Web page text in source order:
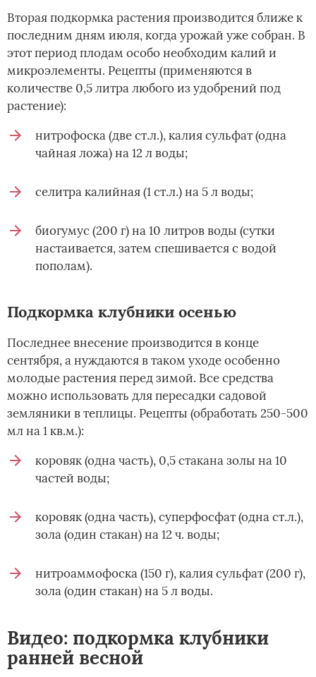
Вторая подкормка растения производится ближе к
последним дням июля, когда урожай уже собран. В
этот период плодам особо необходим калий и
микроэлементы. Рецепты (применяются в
количестве 0,5 литра любого из удобрений под
растение):
нитрофоска (две ст.л.), калия сульфат (одна
чайная ложа) на 12 л воды;
селитра калийная (1 ст.л.) на 5 л воды;
биогумус (200 г) на 10 литров воды (сутки
настаивается, затем спешивается с водой
пополам).
Подкормка клубники осенью
Последнее внесение производится в конце
сентября, а нуждаются в таком уходе особенно
молодые растения перед зимой. Все средства
можно использовать для пересадки садовой
земляники в теплицы. Рецепты (обработать 250-500
мл на 1 кв.м.):
коровяк (одна часть), 0,5 стакана золы на 10
частей воды;
коровяк (одна часть), суперфосфат (одна ст.л.),
зола (один стакан) на 12 ч. воды;
нитроаммофоска (150 г), калия сульфат (200 г),
зола (один стакан) на 5 л воды.
Видео: подкормка клубники
ранней весной